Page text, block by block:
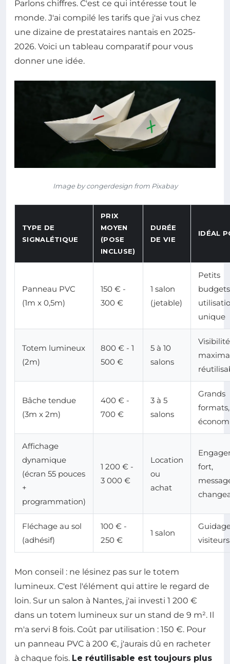
Parlons chiffres. C'est ce qui intéresse tout le
monde. J'ai compilé les tarifs que j'ai vus chez
une dizaine de prestataires nantais en 2025-
2026. Voici un tableau comparatif pour vous
donner une idée.
Image by congerdesign from Pixabay
TYPE DE
SIGNALÉTIQUE
PRIX
MOYEN
(POSE
INCLUSE)
DURÉE
DE VIE
IDÉAL
Panneau PVC
(1m x 0,5m)
150 € -
300 €
1 salon
(jetable)
Petits
unique
Totem lumineux
(2m)
800 € - 1
500 €
5 à 10
salons
Visibilité
Bâche tendue
(3m x 2m)
400 € -
700 €
3 à 5
salons
Grands
formats,
Affichage
dynamique
(écran 55 pouces
+
programmation)
1 200 € -
3 000 €
Location
ou
achat
fort,
Fléchage au sol
(adhésif)
100 € -
250 €
1 salon
visiteurs
Mon conseil : ne lésinez pas sur le totem
lumineux. C'est l'élément qui attire le regard de
loin. Sur un salon à Nantes, j'ai investi 1 200 €
dans un totem lumineux sur un stand de 9 m². Il
m'a servi 8 fois. Coût par utilisation : 150 €. Pour
un panneau PVC à 200 €, j'aurais dû en racheter
à chaque fois. Le réutilisable est toujours plus